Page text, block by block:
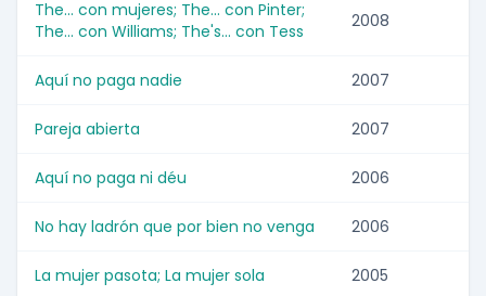
The... con mujeres; The... con Pinter;
The... con Williams; The's... con Tess
2008
Aquí no paga nadie 2007
Pareja abierta 2007
Aquí no paga ni déu 2006
No hay ladrón que por bien no venga 2006
La mujer pasota; La mujer sola 2005